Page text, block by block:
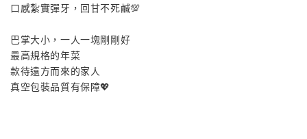
口感紮實彈牙，回甘不死鹹💯
巴掌大小，一人一塊剛剛好
最高規格的年菜
款待遠方而來的家人
真空包裝品質有保障💖